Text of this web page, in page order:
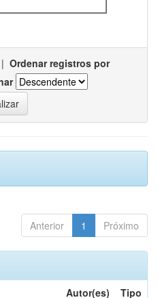
| Ordenar registros por
Anterior 1 Próximo
Autor(es) Tipo